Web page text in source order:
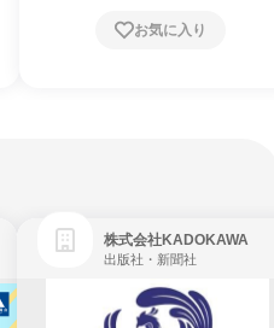
お気に入り
株式会社KADOKAWA
出版社・新聞社